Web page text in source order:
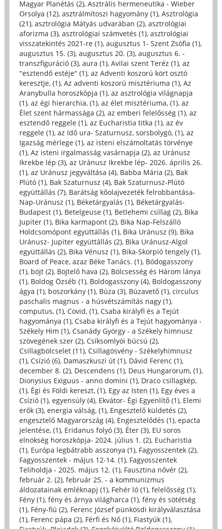
Magyar Planétás (2), Asztrális hermeneutika - Wieber
Orsolya (12), asztrálmítoszi hagyomány (1), Asztrológia
(21), asztrológia Mátyás udvarában (2), asztrológiai
aforizma (3), asztrológiai számvetés (1), asztrológiai
visszatekintés 2021-re (1), augusztus 1- Szent Zsófia (1),
augusztus 15. (3), augusztus 20. (3), augusztus 6. -
transzfiguráció (3), aura (1), Avilai szent Teréz (1), az
"esztendő estéje" (1), az Adventi koszorú kört osztó
keresztje, (1), Az adventi koszorú misztériuma (1), Az
Aranybulla horoszkópja (1), az asztrológia világnapja
(1), az égi hierarchia, (1), az élet misztériuma, (1), az
Élet szent hármassága (2), az emberi felelősség (1), az
esztendő reggele (1), az Eucharistia titka (1), az év
reggele (1), az Idő ura- Szaturnusz, sorsbolygó, (1), az
Igazság mérlege (1), az isteni elszámoltatás törvénye
(1), Az isteni irgalmasság vasárnapja (2), az Uránusz
Ikrekbe lép (3), az Uránusz Ikrekbe lép- 2026. április 26.
(1), az Uránusz jegyváltása (4), Babba Mária (2), Bak
Plútó (1), Bak Szaturnusz (4), Bak Szaturnusz-Plútó
együttállás (7), Barátság kőolajvezeték felrobbantása-
Nap-Uránusz (1), Béketárgyalás (1), Béketárgyalás-
Budapest (1), Betelgeuse (1), Betlehemi csillag (2), Bika
Jupiter (1), Bika karmapont (2), Bika Nap-Felszálló
Holdcsomópont együttállás (1), Bika Uránusz (9), Bika
Uránusz- Jupiter együttállás (2), Bika Uránusz-Algol
együttállás (2), Bika Vénusz (1), Bika-Skorpió tengely (1),
Board of Peace, azaz Béke Tanács. (1), Bódogasszony
(1), böjt (2), Böjtelő hava (2), Bölcsesség és Három lánya
(1), Boldog Özséb (1), Boldogasszony (4), Boldogasszony
ágya (1), boszorkány (1), Búza (3), Búzavető (1), circulus
paschalis magnus - a húsvétszámítás nagy (1),
computus, (1), Covid, (1), Csaba királyfi és a Tejút
hagyománya (1), Csaba királyfi és a Tejút hagyománya -
Székely Him (1), Csanády György - a Székely himnusz
szövegének szer (2), Csíksomlyói búcsú (2),
Csillagbölcselet (11), Csillagösvény - Székelyhimnusz
(1), Csízió (6), Damaszkuszi út (1), Dávid Ferenc (1),
december 8. (2), Descendens (1), Deus Hungarorum, (1),
Dionysius Exiguus - anno domini (1), Draco csillagkép,
(1), Égi és Földi kereszt, (1), Egy az Isten (1), Egy éves a
Csízió (1), egyensúly (4), Ekvátor- Égi Egyenlítő (1), Elemi
erők (3), energia válság, (1), Engesztelő küldetés (2),
engesztelő Magyarország (4), Engesztelődés (1), epacta
jelentése, (1), Eridanus folyó (3), Éter (3), EU soros
elnökség horoszkópja- 2024. július 1. (2), Eucharistia
(1), Európa legbátrabb asszonya (1), Fagyosszentek (2),
Fagyosszentek - május 12-14. (1), Fagyosszentek
Teliholdja - 2025. május 12. (1), Fausztina nővér (2),
február 2. (2), február 25. - a kommunizmus
áldozatainak emléknapj (1), Fehér ló (1), felelősség (1),
Fény (1), fény és árnya világharca (1), fény és sötétség
(1), Fény-fiú (2), Ferenc József pünkösdi királyválasztása
(1), Ferenc pápa (2), Férfi és Nő (1), Fiastyúk (1),